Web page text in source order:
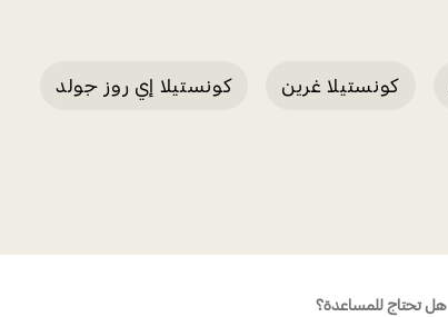
كونستيلا غرين كونستيلا إي روز جولد
هل تحتاج للمساعدة؟